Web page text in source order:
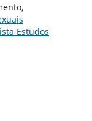
Estudos